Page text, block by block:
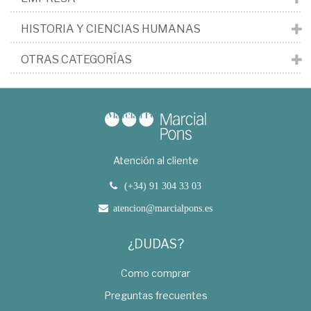
HISTORIA Y CIENCIAS HUMANAS
OTRAS CATEGORÍAS
Atención al cliente
(+34) 91 304 33 03
atencion@marcialpons.es
¿DUDAS?
Como comprar
Preguntas frecuentes